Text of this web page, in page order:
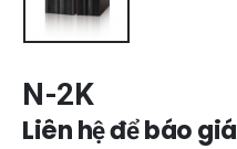
N-2K
Liên hệ để báo giá